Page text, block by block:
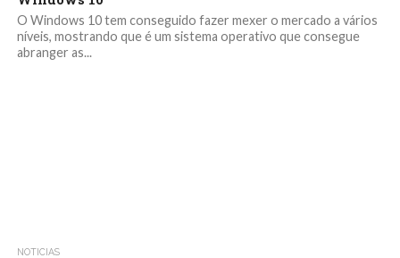
O Windows 10 tem conseguido fazer mexer o mercado a vários
níveis, mostrando que é um sistema operativo que consegue
abranger as...
NOTICIAS